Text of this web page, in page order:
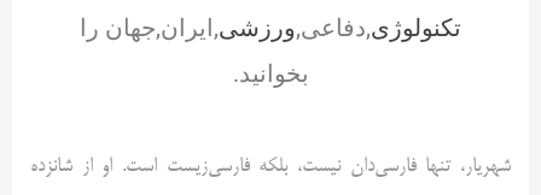
تکنولوژی,دفاعی,ورزشی,ایران,جهان را
بخوانید.
شهریار، تنها فارسی‌دان نیست، بلکه فارسی‌زیست است. او از شانزده